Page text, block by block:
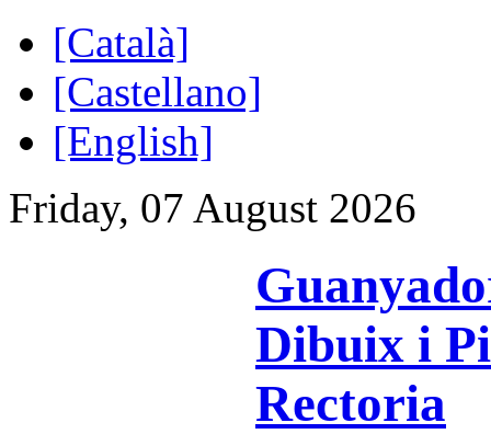
[Català]
[Castellano]
[English]
Friday, 07 August 2026
Dibuix i
Rectoria